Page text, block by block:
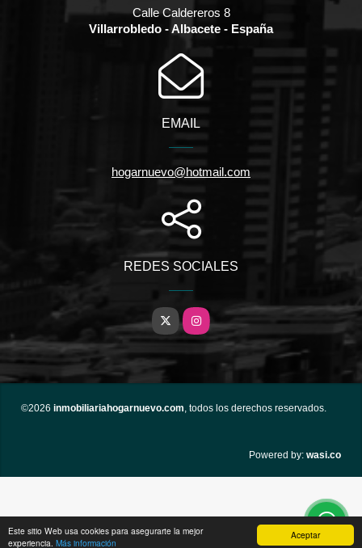
Aceptar
Este sitio Web usa cookies para asegurarte la mejor
experiencia. Más información
Calle Caldereros 8
Villarrobledo - Albacete - España
EMAIL
hogarnuevo@hotmail.com
REDES SOCIALES
X Instagram
©2026 inmobiliariahogarnuevo.com , todos los derechos reservados.
Powered by: wasi.co